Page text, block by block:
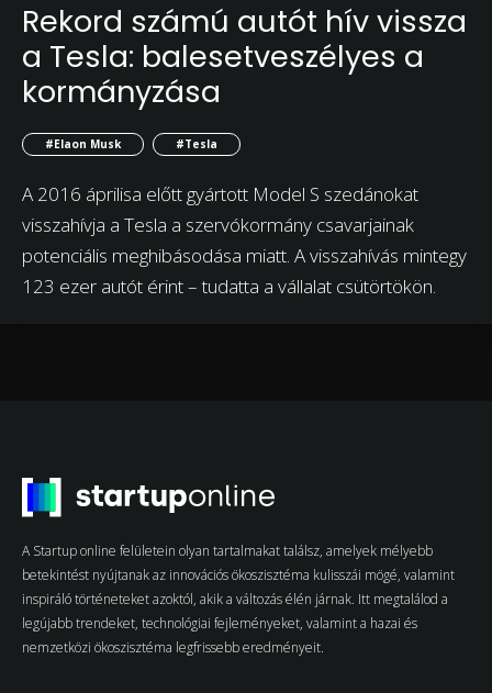
Rekord számú autót hív vissza
a Tesla: balesetveszélyes a
kormányzása
#Elaon Musk #Tesla
A 2016 áprilisa előtt gyártott Model S szedánokat
visszahívja a Tesla a szervókormány csavarjainak
potenciális meghibásodása miatt. A visszahívás mintegy
123 ezer autót érint – tudatta a vállalat csütörtökön.
A Startup online felületein olyan tartalmakat találsz, amelyek mélyebb
betekintést nyújtanak az innovációs ökoszisztéma kulisszái mögé, valamint
inspiráló történeteket azoktól, akik a változás élén járnak. Itt megtalálod a
legújabb trendeket, technológiai fejleményeket, valamint a hazai és
nemzetközi ökoszisztéma legfrissebb eredményeit.